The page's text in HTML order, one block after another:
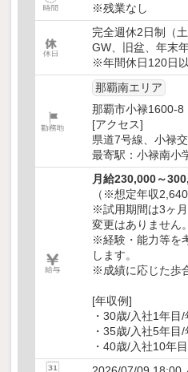
※残業なし
完全週休2日制（土
GW、旧盆、年末
※年間休日120日
那覇南エリア
那覇市小禄1600-8
[アクセス]
県道7号線、小禄
最寄駅：小禄南小
月給230,000～
（※想定年収
※試用期間は3ヶ
変更はありません。
※経験・能力等を
します。
※成績に応じた歩
[年収例]
・30歳/入社1年目
・35歳/入社5年目
・40歳/入社10年